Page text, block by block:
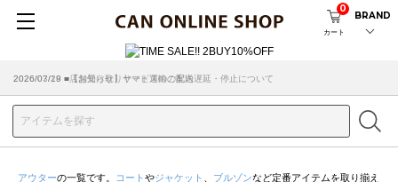
カート
0
BRAND
2026/07/29 ■【お知らせ】ヤマト運輸の配送遅延・停止について
2026/03/18 ■店舗受け取りサービスのご案内
アウターの一覧です。 コート やジャケット ブルゾンなど定番アイテムを取り揃え